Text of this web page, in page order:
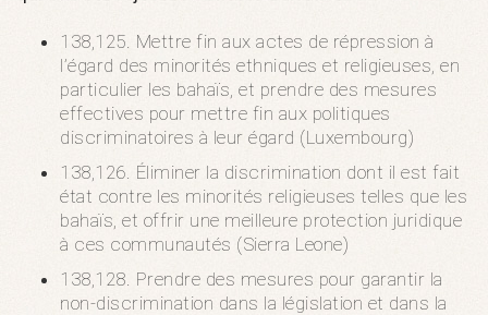
138,125. Mettre fin aux actes de répression à
l’égard des minorités ethniques et religieuses, en
particulier les bahaïs, et prendre des mesures
effectives pour mettre fin aux politiques
discriminatoires à leur égard (Luxembourg)
138,126. Éliminer la discrimination dont il est fait
état contre les minorités religieuses telles que les
bahaïs, et offrir une meilleure protection juridique
à ces communautés (Sierra Leone)
138,128. Prendre des mesures pour garantir la
non-discrimination dans la législation et dans la